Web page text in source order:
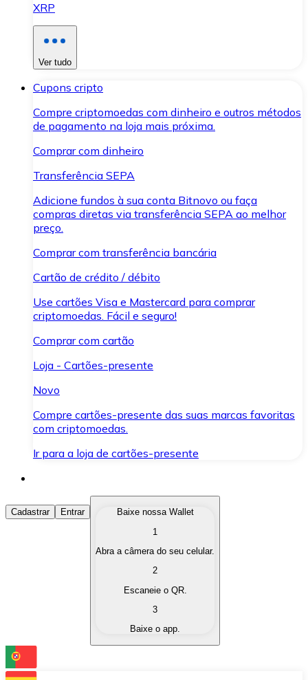
XRP
Ver tudo
Cupons cripto
Compre criptomoedas com dinheiro e outros métodos
de pagamento na loja mais próxima.
Comprar com dinheiro
Transferência SEPA
Adicione fundos à sua conta Bitnovo ou faça
compras diretas via transferência SEPA ao melhor
preço.
Comprar com transferência bancária
Cartão de crédito / débito
Use cartões Visa e Mastercard para comprar
criptomoedas. Fácil e seguro!
Comprar com cartão
Loja - Cartões-presente
Novo
Compre cartões-presente das suas marcas favoritas
com criptomoedas.
Ir para a loja de cartões-presente
Comprar Criptomoedas
Compre as criptomoedas de seu interesse de forma
Converta suas criptomoedas em moeda fiduciária
Troque uma criptomoeda por outra
Cadastrar Entrar
Baixe nossa Wallet
1
Abra a câmera do seu celular.
2
Escaneie o QR.
3
Baixe o app.